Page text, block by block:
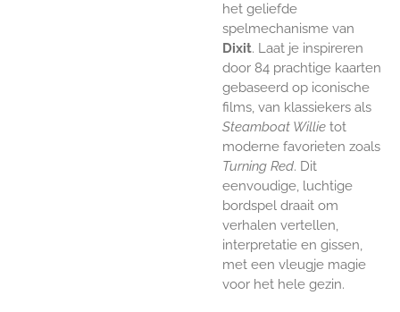
het geliefde
spelmechanisme van
Dixit. Laat je inspireren
door 84 prachtige kaarten
gebaseerd op iconische
films, van klassiekers als
Steamboat Willie tot
moderne favorieten zoals
Turning Red. Dit
eenvoudige, luchtige
bordspel draait om
verhalen vertellen,
interpretatie en gissen,
met een vleugje magie
voor het hele gezin.